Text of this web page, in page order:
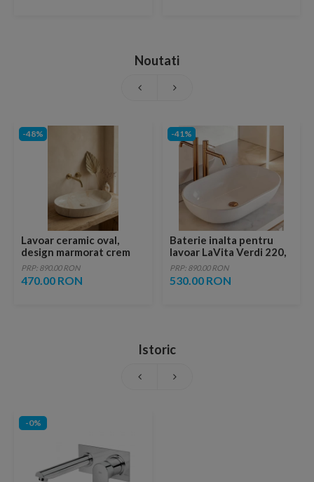
Noutati
-48%
Lavoar ceramic oval,
design marmorat crem
lucios cu vene aurii,
ventil inclus
PRP: 890.00 RON
470.00 RON
-41%
Baterie inalta pentru
lavoar LaVita Verdi 220,
fara ventil, brushed
copper
PRP: 890.00 RON
530.00 RON
Istoric
-0%